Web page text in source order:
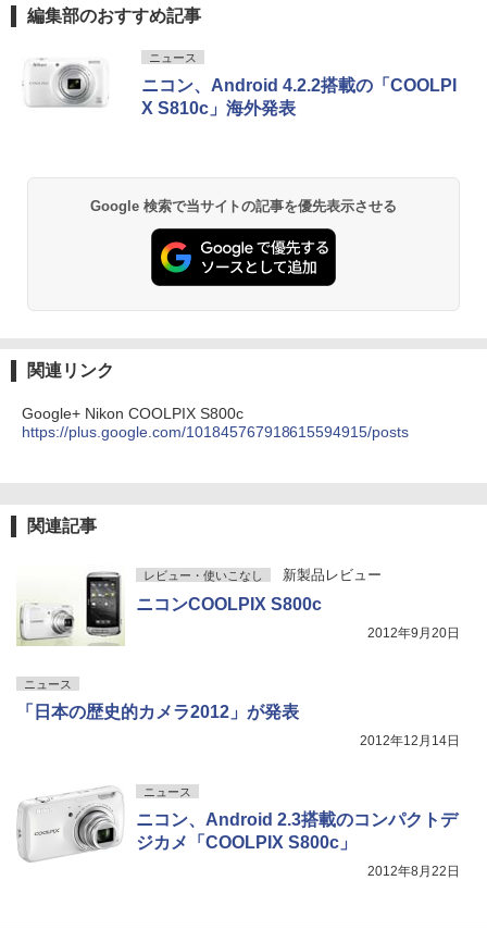
編集部のおすすめ記事
ニュース
ニコン、Android 4.2.2搭載の「COOLPI
X S810c」海外発表
Google 検索で当サイトの記事を優先表示させる
関連リンク
Google+ Nikon COOLPIX S800c
https://plus.google.com/101845767918615594915/posts
関連記事
レビュー・使いこなし 新製品レビュー
ニコンCOOLPIX S800c
2012年9月20日
ニュース
「日本の歴史的カメラ2012」が発表
2012年12月14日
ニュース
ニコン、Android 2.3搭載のコンパクトデ
ジカメ「COOLPIX S800c」
2012年8月22日